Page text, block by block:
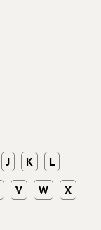
J K
L
V W
X